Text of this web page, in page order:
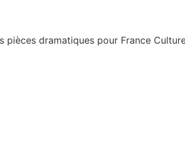
dramatiques pour France